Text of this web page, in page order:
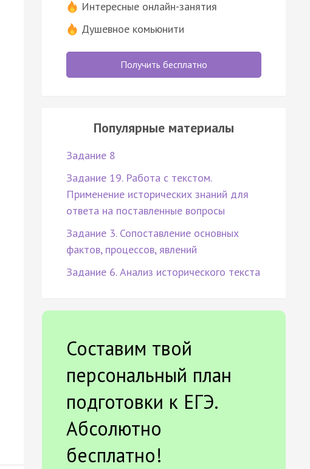
Интересные онлайн-занятия
Душевное комьюнити
Получить бесплатно
Популярные материалы
Задание 8
Задание 19. Работа с текстом.
Применение исторических знаний для
ответа на поставленные вопросы
Задание 3. Сопоставление основных
фактов, процессов, явлений
Задание 6. Анализ исторического текста
Составим твой
персональный план
подготовки к ЕГЭ.
Абсолютно
бесплатно!